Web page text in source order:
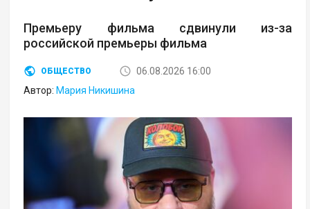
Премьеру фильма сдвинули из-за
российской премьеры фильма
ОБЩЕСТВО
06.08.2026 16:00
Автор: Мария Никишина